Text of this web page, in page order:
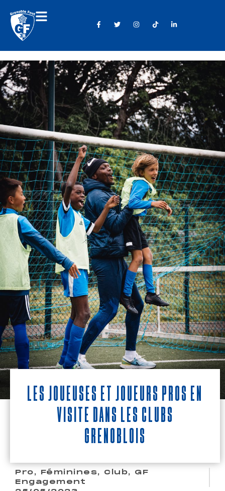
Les joueuses et joueurs pros en
visite dans les clubs
grenoblois
Pro, Féminines, Club, GF
Engagement